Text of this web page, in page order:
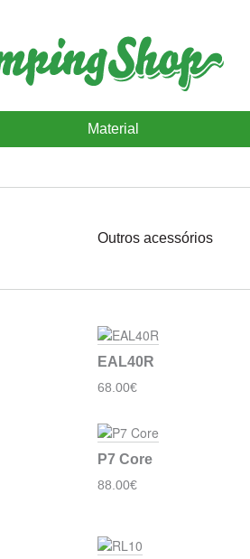
Material
Outros acessórios
EAL40R
68.00€
P7 Core
88.00€